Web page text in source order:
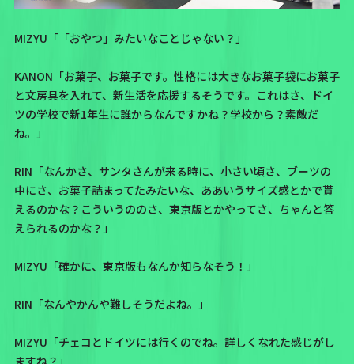
MIZYU「「おやつ」みたいなことじゃない？」
KANON「お菓子、お菓子です。性格には大きなお菓子袋にお菓子
と文房具を入れて、新生活を応援するそうです。これはさ、ドイ
ツの学校で新1年生に誰からなんですかね？学校から？素敵だ
ね。」
RIN「なんかさ、サンタさんが来る時に、小さい頃さ、ブーツの
中にさ、お菓子詰まってたみたいな、ああいうサイズ感とかで貰
えるのかな？こういうののさ、東京版とかやってさ、ちゃんと答
えられるのかな？」
MIZYU「確かに、東京版もなんか知らなそう！」
RIN「なんやかんや難しそうだよね。」
MIZYU「チェコとドイツには行くのでね。詳しくなれた感じがし
ますね？」